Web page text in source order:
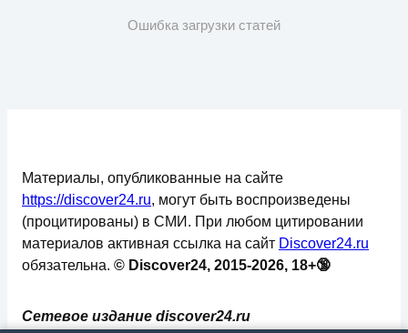
Ошибка загрузки статей
Сетевое издание discover24.ru
Материалы, опубликованные на сайте
https://discover24.ru, могут быть воспроизведены
(процитированы) в СМИ. При любом цитировании
материалов активная ссылка на сайт Discover24.ru
обязательна. © Discover24, 2015-2026, 18+🔞